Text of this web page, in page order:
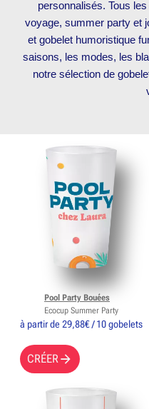
personnalisés. Tous
voyage, summer party et
et gobelet humoristique
saisons, les modes, les
notre sélection de
à partir de 29,88€ / 10 gobelets
CRÉER
Pool Party Bouées
Ecocup Summer Party